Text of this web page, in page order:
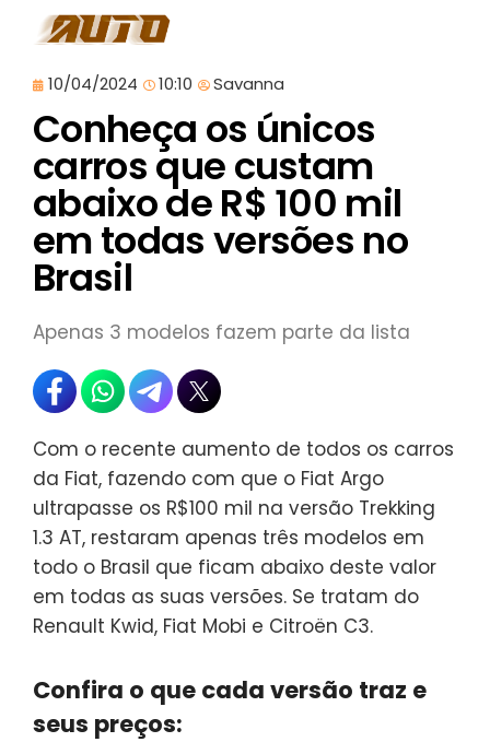
10/04/2024 10:10 Savanna
Conheça os únicos
carros que custam
abaixo de R$ 100 mil
em todas versões no
Brasil
Apenas 3 modelos fazem parte da lista
Com o recente aumento de todos os carros
da Fiat, fazendo com que o Fiat Argo
ultrapasse os R$100 mil na versão Trekking
1.3 AT, restaram apenas três modelos em
todo o Brasil que ficam abaixo deste valor
em todas as suas versões. Se tratam do
Renault Kwid, Fiat Mobi e Citroën C3.
Confira o que cada versão traz e
seus preços: